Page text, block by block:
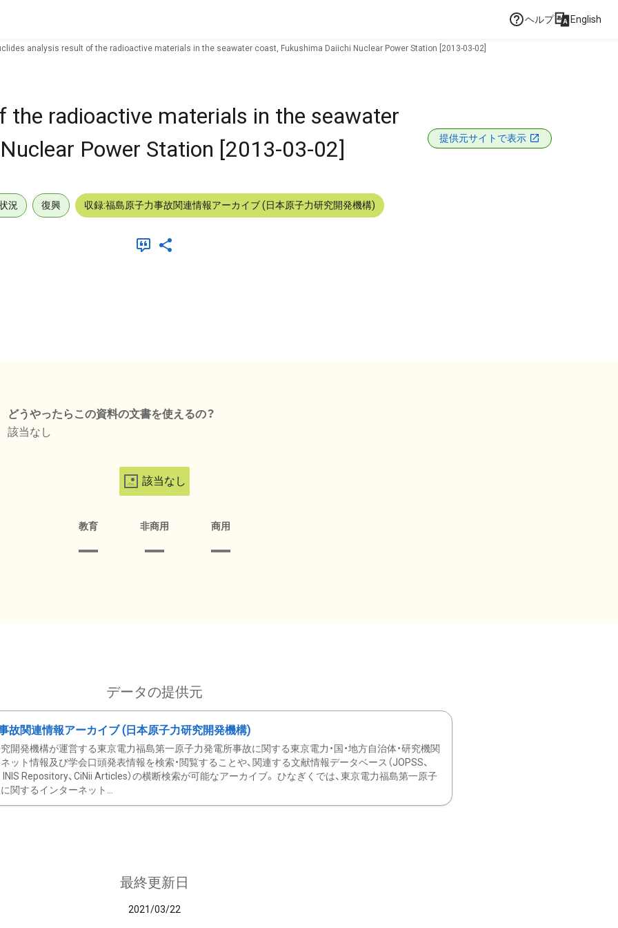
ヘルプ English
analysis result of the radioactive materials in the seawater coast, Fukushima Daiichi Nuclear Power Station [2013-03-02]
the radioactive materials in the seawater
Power Station [2013-03-02]
提供元サイトで表示
況 復興 収録:福島原子力事故関連情報アーカイブ (日本原子力研究開発機構)
どうやったらこの資料の文書を使えるの？
該当なし
該当なし
教育 非商用 商用
データの提供元
故関連情報アーカイブ (日本原子力研究開発機構)
開発機構が運営する東京電力福島第一原子力発電所事故に関する東京電力・国・地方自治体・研究機関
ット情報及び学会口頭発表情報を検索・閲覧することや、関連する文献情報データベース（JOPSS、
INIS Repository、CiNii Articles）の横断検索が可能なアーカイブ。 ひなぎくでは、東京電力福島第一原子
関するインターネット...
最終更新日
2021/03/22